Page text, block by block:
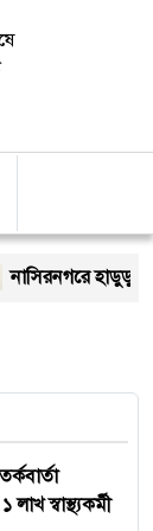
শেষে সংঘর্ষ,
লাখ স্বাস্থ্যকর্মী